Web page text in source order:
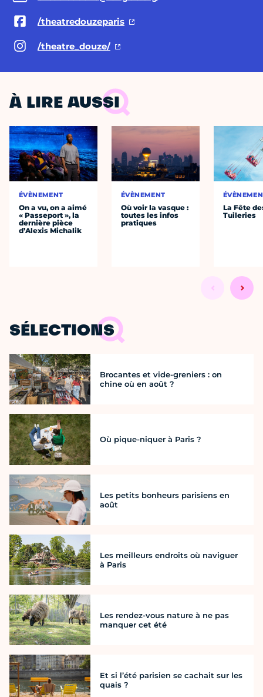
/theatredouzeparis
/theatre_douze/
À LIRE AUSSI
ÉVÈNEMENT
On a vu, on a aimé
« Passeport », la
dernière pièce
d’Alexis Michalik
ÉVÈNEMENT
Où voir la vasque :
toutes les infos
pratiques
La Fête
Tuileries
SÉLECTIONS
Brocantes et vide-greniers : on
chine où en août ?
Où pique-niquer à Paris ?
Les petits bonheurs parisiens en
août
Les meilleurs endroits où naviguer
à Paris
Les rendez-vous nature à ne pas
manquer cet été
Et si l’été parisien se cachait sur les
quais ?